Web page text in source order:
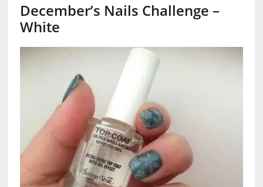
December’s Nails Challenge –
White